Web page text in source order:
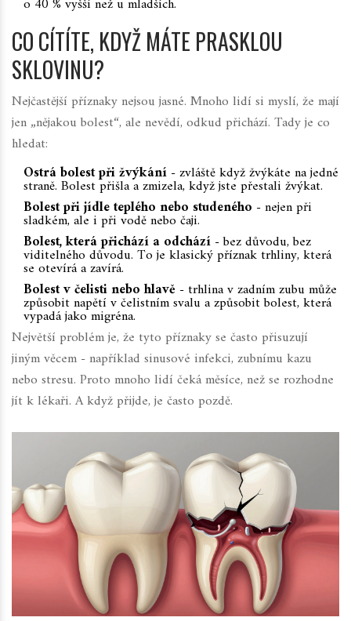
o 40 % vyšší než u mladších.
CO CÍTÍTE, KDYŽ MÁTE PRASKLOU
SKLOVINU?
Nejčastější příznaky nejsou jasné. Mnoho lidí si myslí, že mají
jen „nějakou bolest“, ale nevědí, odkud přichází. Tady je co
hledat:
Ostrá bolest při žvýkání - zvláště když žvýkáte na jedné
straně. Bolest přišla a zmizela, když jste přestali žvýkat.
Bolest při jídle teplého nebo studeného - nejen při
sladkém, ale i při vodě nebo čaji.
Bolest, která přichází a odchází - bez důvodu, bez
viditelného důvodu. To je klasický příznak trhliny, která
se otevírá a zavírá.
Bolest v čelisti nebo hlavě - trhlina v zadním zubu může
způsobit napětí v čelistním svalu a způsobit bolest, která
vypadá jako migréna.
Největší problém je, že tyto příznaky se často přisuzují
jiným věcem - například sinusové infekci, zubnímu kazu
nebo stresu. Proto mnoho lidí čeká měsíce, než se rozhodne
jít k lékaři. A když přijde, je často pozdě.